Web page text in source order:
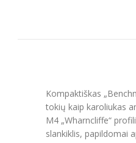
Kompaktiškas
tokių kaip karoliukas
M4 „Wharncliffe“
slankiklis, papildomai